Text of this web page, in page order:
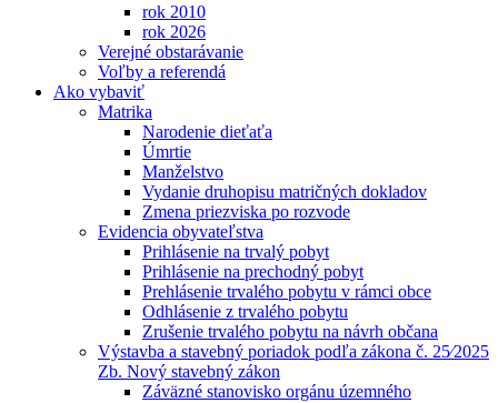
rok 2010
rok 2026
Verejné obstarávanie
Voľby a referendá
Ako vybaviť
Matrika
Narodenie dieťaťa
Úmrtie
Manželstvo
Vydanie druhopisu matričných dokladov
Zmena priezviska po rozvode
Evidencia obyvateľstva
Prihlásenie na trvalý pobyt
Prihlásenie na prechodný pobyt
Prehlásenie trvalého pobytu v rámci obce
Odhlásenie z trvalého pobytu
Zrušenie trvalého pobytu na návrh občana
Výstavba a stavebný poriadok podľa zákona č. 25⁄2025
Zb. Nový stavebný zákon
Záväzné stanovisko orgánu územného